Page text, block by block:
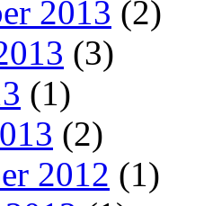
2013 (2)
(3)
(1)
(2)
2012 (1)